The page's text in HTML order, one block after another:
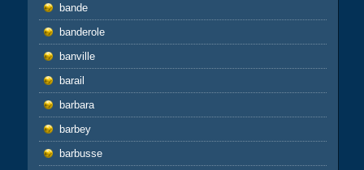
bande
banderole
banville
barail
barbara
barbey
barbusse